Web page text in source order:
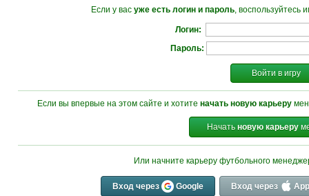
Если у вас уже есть логин и пароль, воспользуйтесь
Логин:
Пароль:
Войти в игру
Если вы впервые на этом сайте и хотите начать новую карьеру
Начать новую карьеру
Или начните карьеру футбольного
Вход через Google Вход через